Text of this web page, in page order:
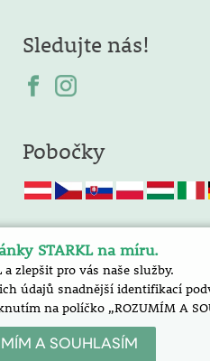
Sledujte nás!
Pobočky
STARKL na míru.
zlepšit pro vás naše služby.
údajů snadnější identifikací
na políčko „ROZUMÍM A
A SOUHLASÍM